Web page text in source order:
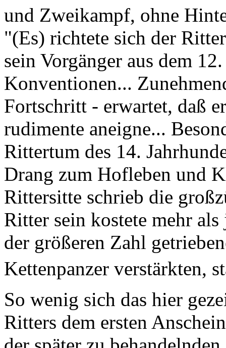
und Zweikampf, ohne
"(Es) richtete sich der
sein Vorgänger aus dem
Konventionen...
Fortschritt - erwartet, daß
rudimente aneigne...
Rittertum des 14.
Drang zum Hofleben und
Rittersitte schrieb die
Ritter sein kostete mehr
der größeren Zahl
Kettenpanzer verstärkten,
So wenig sich das hier
Ritters dem ersten